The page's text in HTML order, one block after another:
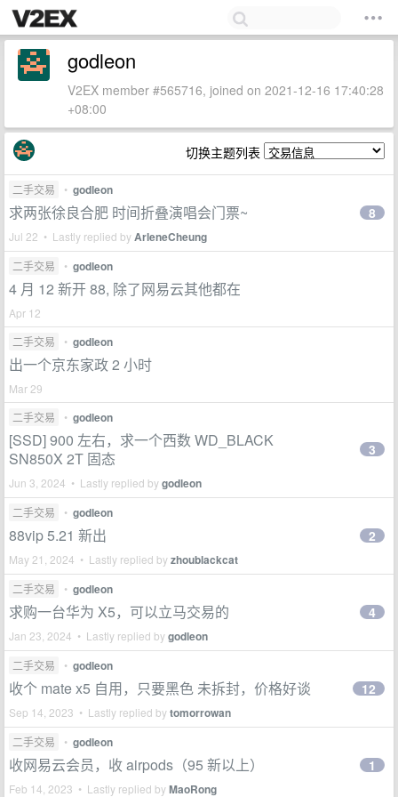
godleon
V2EX member #565716, joined on 2021-12-16 17:40:28
+08:00
切换主题列表
二手交易 • godleon
求两张徐良合肥 时间折叠演唱会门票~
Jul 22 • Lastly replied byArleneCheung
8
二手交易 • godleon
4 月 12 新开 88, 除了网易云其他都在
Apr 12
二手交易
• godleon
出一个京东家政 2 小时
Mar 29
二手交易
• godleon
[SSD] 900 左右，求一个西数 WD_BLACK
SN850X 2T 固态
Jun 3, 2024 • Lastly replied bygodleon
3
二手交易 • godleon
88vip 5.21 新出
May 21, 2024 • Lastly replied byzhoublackcat
2
二手交易 • godleon
求购一台华为 X5，可以立马交易的
Jan 23, 2024 • Lastly replied bygodleon
4
二手交易 • godleon
收个 mate x5 自用，只要黑色 未拆封，价格好谈
Sep 14, 2023 • Lastly replied bytomorrowan
12
二手交易 • godleon
收网易云会员，收 airpods（95 新以上）
Feb 14, 2023 • Lastly replied byMaoRong
1